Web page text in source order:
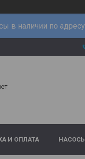
в наличии по
И ОПЛАТА